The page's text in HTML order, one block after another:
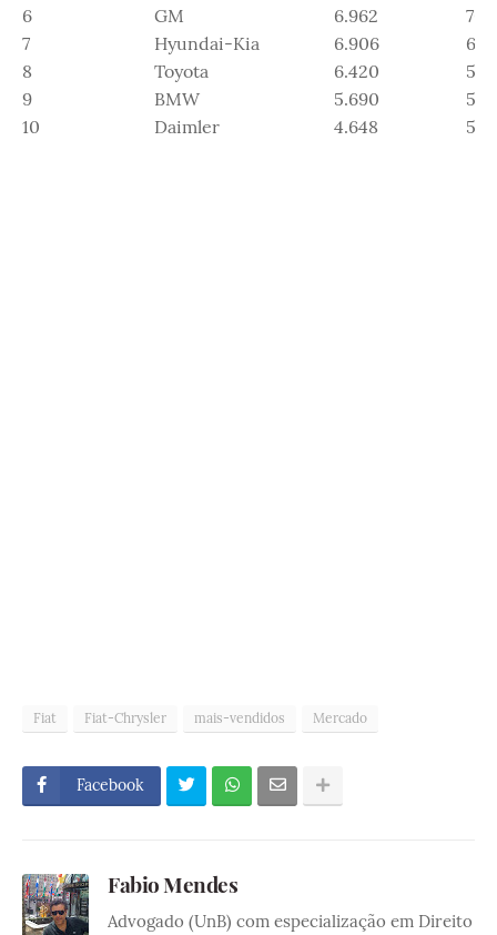
6
GM 6.962
7
Hyundai-Kia 6.906
8
Toyota 6.420
9
BMW 5.690
10
Daimler 4.648
Fiat Fiat-Chrysler mais-vendidos Mercado
Facebook
Fabio Mendes
Advogado (UnB) com especialização em Direito